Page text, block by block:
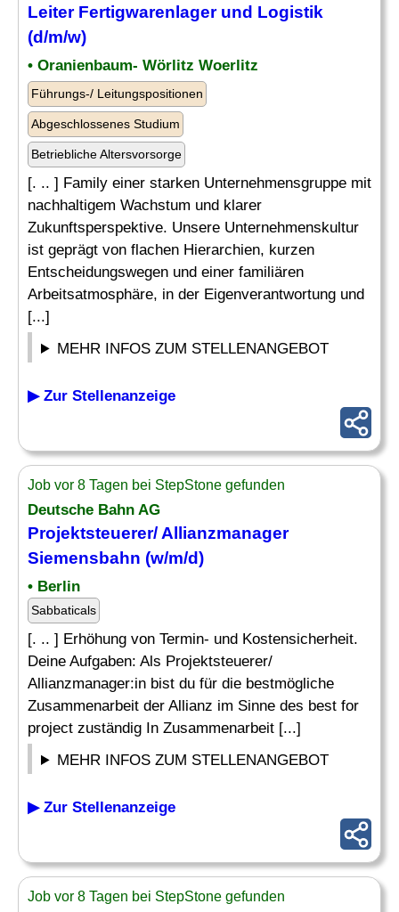
LeiterFertigwarenlager und Logistik
(d/m/w)
• Oranienbaum- Wörlitz Woerlitz
Führungs-/ Leitungspositionen
Abgeschlossenes Studium
Betriebliche Altersvorsorge
[. .. ] Family einer starken Unternehmensgruppe mit
nachhaltigem Wachstum und klarer
Zukunftsperspektive. Unsere Unternehmenskultur
ist geprägt von flachen Hierarchien, kurzen
Entscheidungswegen und einer familiären
Arbeitsatmosphäre, in der Eigenverantwortung und
[...]
MEHR INFOS ZUM STELLENANGEBOT
▶ Zur Stellenanzeige
Job vor 8 Tagen bei StepStone gefunden
Deutsche Bahn AG
Projektsteuerer/ Allianzmanager
Siemensbahn (w/m/d)
• Berlin
Sabbaticals
[. .. ] Erhöhung von Termin- und Kostensicherheit.
Deine Aufgaben: Als Projektsteuerer/
Allianzmanager:in bist du für die bestmögliche
Zusammenarbeit der Allianz im Sinne des best for
project zuständig In Zusammenarbeit [...]
MEHR INFOS ZUM STELLENANGEBOT
▶ Zur Stellenanzeige
Job vor 8 Tagen bei StepStone gefunden